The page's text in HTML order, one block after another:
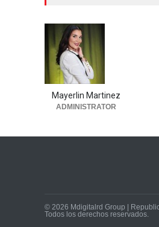
Mayerlin Martinez
ADMINISTRATOR
© 2026 Mdigitalrd Group |
Todos los derechos reservados.